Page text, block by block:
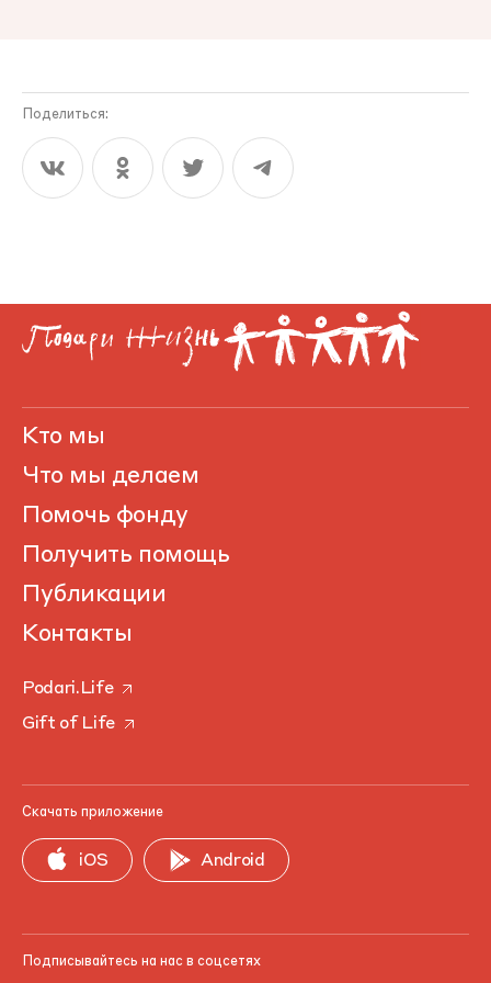
Поделиться:
Кто мы
Что мы делаем
Помочь фонду
Получить помощь
Публикации
Контакты
Podari.Life
Gift of Life
Скачать приложение
iOS Android
Подписывайтесь на нас в соцсетях